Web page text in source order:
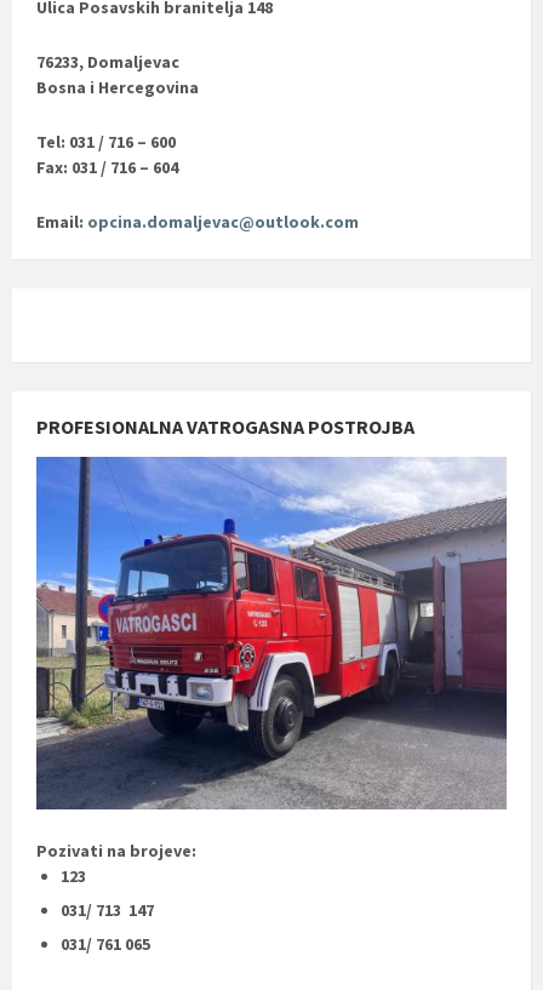
Ulica Posavskih branitelja 148
76233, Domaljevac
Bosna i Hercegovina
Tel: 031 / 716 – 600
Fax: 031 / 716 – 604
Email: opcina.domaljevac@outlook.com
PROFESIONALNA VATROGASNA POSTROJBA
Pozivati na brojeve:
123
031/ 713 147
031/ 761 065